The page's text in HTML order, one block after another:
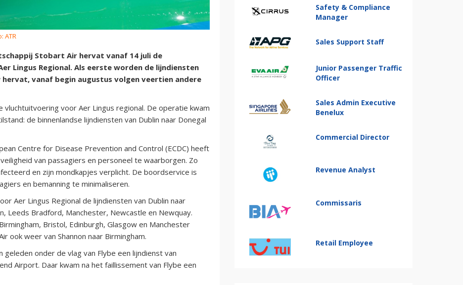
ATR
Stobart Air hervat vanaf 14 juli de
Lingus Regional. Als eerste worden de lijndiensten
hervat, vanaf begin augustus volgen veertien andere
voor Aer Lingus regional. De operatie kwam
de binnenlandse lijndiensten van Dublin naar Donegal
Centre for Disease Prevention and Control (ECDC) heeft
van passagiers en personeel te waarborgen. Zo
en zijn mondkapjes verplicht. De boordservice is
en bemanning te minimaliseren.
Aer Lingus Regional de lijndiensten van Dublin naar
Leeds Bradford, Manchester, Newcastle en Newquay.
Bristol, Edinburgh, Glasgow en Manchester
ook weer van Shannon naar Birmingham.
onder de vlag van Flybe een lijndienst van
Airport. Daar kwam na het faillissement van Flybe een
Safety & Compliance
Manager
Sales Support Staff
Junior Passenger Traffic
Officer
Sales Admin Executive
Benelux
Commercial Director
Revenue Analyst
Commissaris
Retail Employee